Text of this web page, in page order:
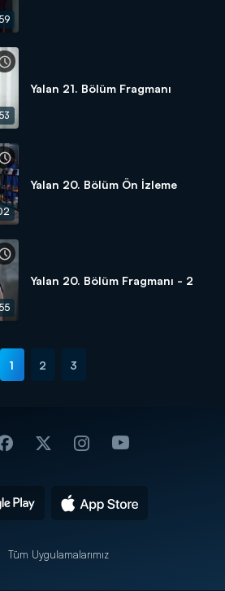
Yalan 21. Bölüm Fragmanı
Yalan 20. Bölüm Ön İzleme
Yalan 20. Bölüm Fragmanı - 2
1 2 3
Tüm Uygulamalarımız